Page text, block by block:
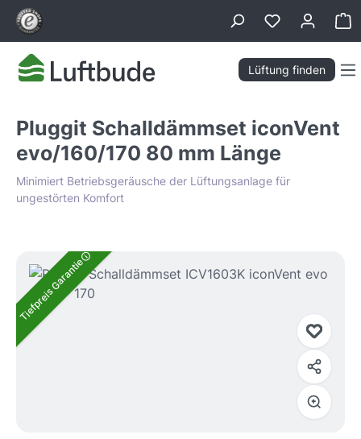
springen
Lüftung finden
Pluggit Schalldämmset iconVent
evo/160/170 80 mm Länge
Minimiert Betriebsgeräusche der Lüftungsanlage für
ungestörten Komfort
Bildergalerie überspringen
Tiefpreis Garantie